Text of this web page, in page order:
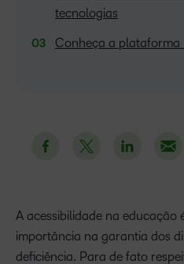
A acessibilidade na educação
importância na garantia dos
deficiência. Para de fato
tecnologias
Conheça a plataforma